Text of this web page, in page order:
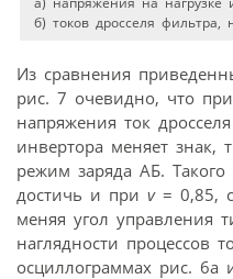
б) токов дросселя
Из сравнения
рис. 7 очевидно, что
напряжения ток
инвертора меняет знак,
режим заряда АБ.
достичь и при v= 0,85,
меняя угол управления
наглядности процессов
осциллограммах рис.